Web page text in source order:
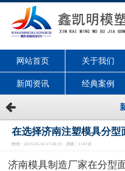
网站首页 关于我们
新闻资讯 经典案例
在选择济南注塑模具分型
时间：2025-05-10 17:26:33 浏览：1187次
济南模具制造厂家在分型